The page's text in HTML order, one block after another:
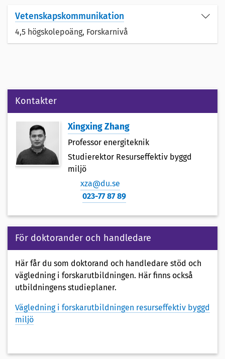
Vetenskapskommunikation
4,5 högskolepoäng, Forskarnivå
Kontakter
Xingxing Zhang
Professor energiteknik
Studierektor Resurseffektiv byggd
miljö
xza@du.se
023-77 87 89
För doktorander och handledare
Här får du som doktorand och handledare stöd och
vägledning i forskarutbildningen. Här finns också
utbildningens studieplaner.
Vägledning i forskarutbildningen resurseffektiv byggd
miljö